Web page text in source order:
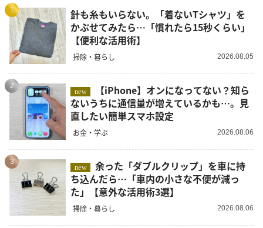
1
針も糸もいらない。「着ないTシャツ」を
かぶせてみたら…「慣れたら15秒くらい」
【便利な活用術】
掃除・暮らし 2026.08.05
2
new
ないうちに通信量が増えているかも…。見
直したい簡単スマホ設定
お金・学ぶ 2026.08.06
3
new
余った「ダブルクリップ」を車に持
ち込んだら…「車内の小さな不便が減っ
た」【意外な活用術3選】
掃除・暮らし 2026.08.06